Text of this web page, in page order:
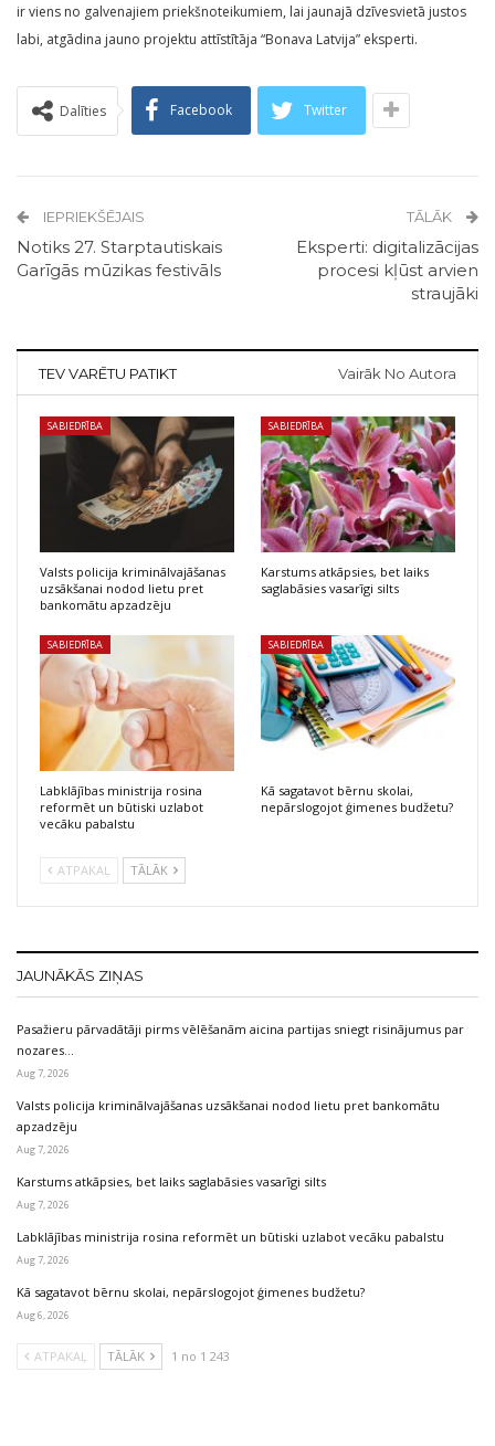
ir viens no galvenajiem priekšnoteikumiem, lai jaunajā dzīvesvietā justos
labi, atgādina jauno projektu attīstītāja “Bonava Latvija” eksperti.
Dalīties Facebook Twitter
IEPRIEKŠĒJAIS
Notiks 27. Starptautiskais
Garīgās mūzikas festivāls
TĀLĀK
Eksperti: digitalizācijas
procesi kļūst arvien
straujāki
TEV VARĒTU PATIKT Vairāk No Autora
SABIEDRĪBA
Valsts policija kriminālvajāšanas
uzsākšanai nodod lietu pret
bankomātu apzadzēju
SABIEDRĪBA
Karstums atkāpsies, bet laiks
saglabāsies vasarīgi silts
SABIEDRĪBA
Labklājības ministrija rosina
reformēt un būtiski uzlabot
vecāku pabalstu
SABIEDRĪBA
Kā sagatavot bērnu skolai,
nepārslogojot ģimenes budžetu?
ATPAKAĻ TĀLĀK
JAUNĀKĀS ZIŅAS
Pasažieru pārvadātāji pirms vēlēšanām aicina partijas sniegt risinājumus par
nozares…
Aug 7, 2026
Valsts policija kriminālvajāšanas uzsākšanai nodod lietu pret bankomātu
apzadzēju
Aug 7, 2026
Karstums atkāpsies, bet laiks saglabāsies vasarīgi silts
Aug 7, 2026
Labklājības ministrija rosina reformēt un būtiski uzlabot vecāku pabalstu
Aug 7, 2026
Kā sagatavot bērnu skolai, nepārslogojot ģimenes budžetu?
Aug 6, 2026
ATPAKAĻ TĀLĀK 1 no 1 243